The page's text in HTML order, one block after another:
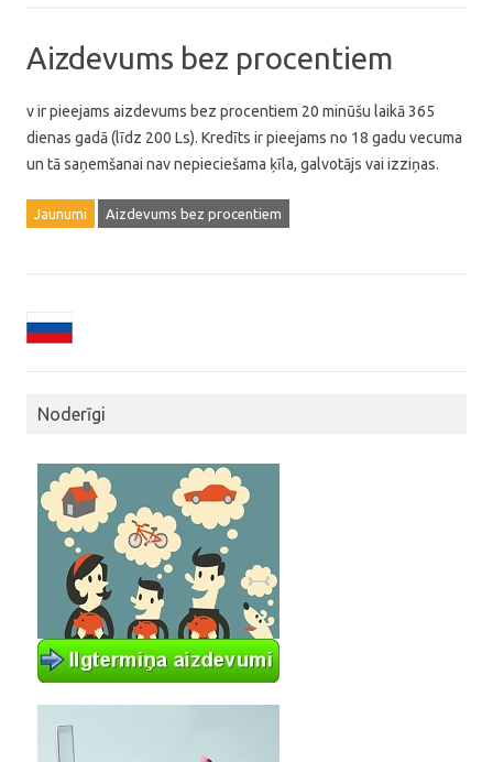
Aizdevums bez procentiem
v ir pieejams aizdevums bez procentiem 20 minūšu laikā 365
dienas gadā (līdz 200 Ls). Kredīts ir pieejams no 18 gadu vecuma
un tā saņemšanai nav nepieciešama ķīla, galvotājs vai izziņas.
Jaunumi Aizdevums bez procentiem
Noderīgi